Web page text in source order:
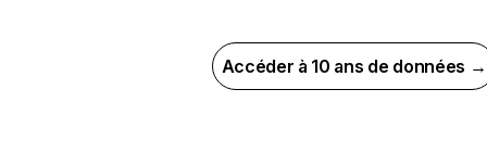
Accéder à 10 ans de données →